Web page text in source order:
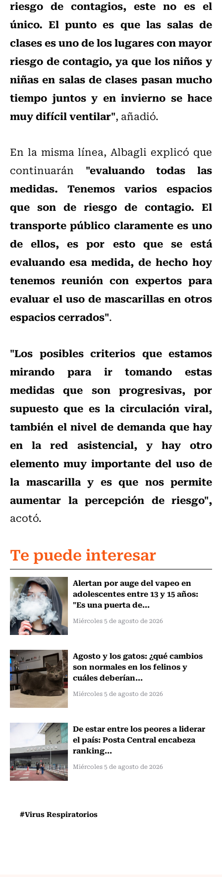
riesgo de contagios, este no es el
único. El punto es que las salas de
clases es uno de los lugares con mayor
riesgo de contagio, ya que los niños y
niñas en salas de clases pasan mucho
tiempo juntos y en invierno se hace
muy difícil ventilar", añadió.
En la misma línea, Albagli explicó que
continuarán "evaluando todas las
medidas. Tenemos varios espacios
que son de riesgo de contagio. El
transporte público claramente es uno
de ellos, es por esto que se está
evaluando esa medida, de hecho hoy
tenemos reunión con expertos para
evaluar el uso de mascarillas en otros
espacios cerrados".
"Los posibles criterios que estamos
mirando para ir tomando estas
medidas que son progresivas, por
supuesto que es la circulación viral,
también el nivel de demanda que hay
en la red asistencial, y hay otro
elemento muy importante del uso de
la mascarilla y es que nos permite
aumentar la percepción de riesgo",
acotó.
Te puede interesar
Alertan por auge del vapeo en
adolescentes entre 13 y 15 años:
"Es una puerta de...
Miércoles 5 de agosto de 2026
Agosto y los gatos: ¿qué cambios
son normales en los felinos y
cuáles deberían...
Miércoles 5 de agosto de 2026
De estar entre los peores a liderar
el país: Posta Central encabeza
ranking...
Miércoles 5 de agosto de 2026
#Virus Respiratorios